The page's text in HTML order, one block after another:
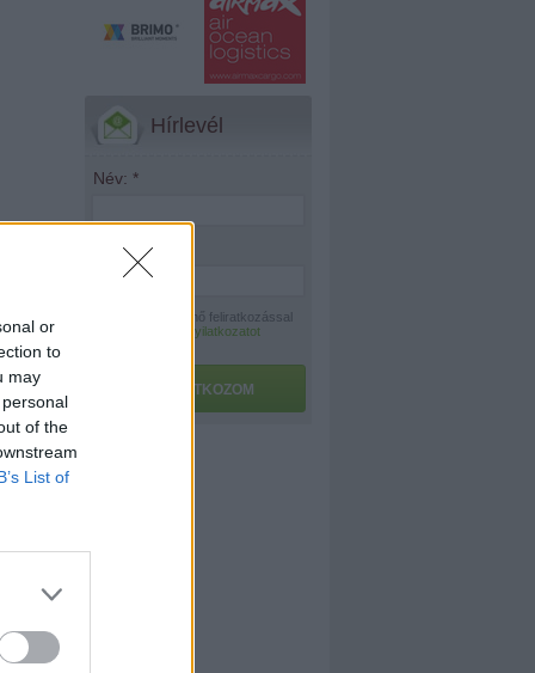
or
to
may
of the
List of
Hírlevél
Név: *
E-mail:*
A hírlevélre történő feliratkozással
adatvédelmi nyilatkozatot
FELIRATKOZOM